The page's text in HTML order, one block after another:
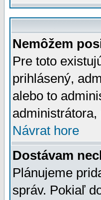
Nemôžem
Pre toto
prihlásený,
alebo to
administrátora,
Návrat hore
Dostávam
Plánujeme
správ. Pokiaľ